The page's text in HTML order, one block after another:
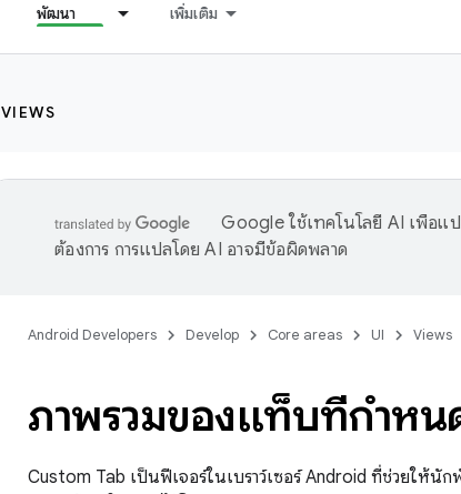
พัฒนา เพิ่มเติม
VIEWS
Google ใช้เทคโนโลยี AI เพื่อ
ต้องการ การแปลโดย AI อาจมีข้อผิดพลาด
Android Developers Develop Core areas UI Views
ภาพรวมของแท็บที่กำหน
Custom Tab เป็นฟีเจอร์ในเบราว์เซอร์ Android ที่ช่วยให้นั